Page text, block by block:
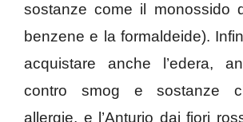
sostanze come il monossido
benzene e la formaldeide).
acquistare anche l’edera,
contro smog e sostanze
allergie, e l’Anturio dai fiori